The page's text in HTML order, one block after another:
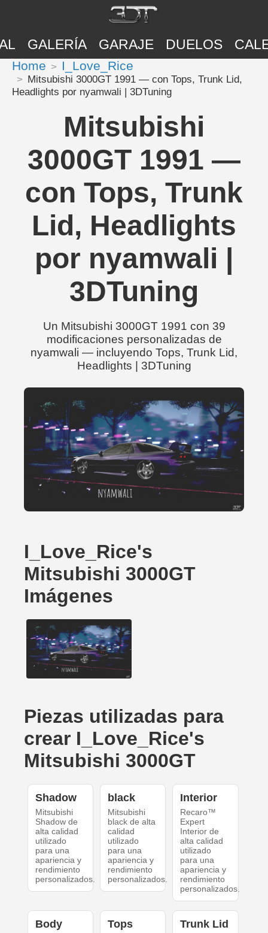
GALERÍA GARAJE DUELOS
Home I_Love_Rice
Mitsubishi 3000GT 1991 — con Tops, Trunk Lid,
Headlights por nyamwali | 3DTuning
Mitsubishi
3000GT 1991 —
con Tops, Trunk
Lid, Headlights
por nyamwali |
3DTuning
Un Mitsubishi 3000GT 1991 con 39
modificaciones personalizadas de
nyamwali — incluyendo Tops, Trunk Lid,
Headlights | 3DTuning
I_Love_Rice's
Mitsubishi 3000GT
Imágenes
Piezas utilizadas para
crear I_Love_Rice's
Mitsubishi 3000GT
Shadow
Mitsubishi
Shadow de
alta calidad
utilizado
para una
apariencia y
rendimiento
personalizados.
black
Mitsubishi
black de alta
calidad
utilizado
para una
apariencia y
rendimiento
personalizados.
Interior
Recaro™
Expert
Interior de
alta calidad
utilizado
para una
apariencia y
rendimiento
personalizados.
Body Tops Trunk Lid